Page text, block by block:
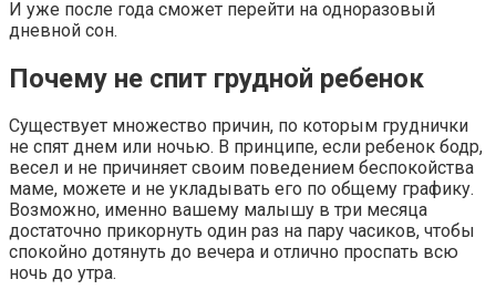
И уже после года сможет перейти на одноразовый
дневной сон.
Почему не спит грудной ребенок
Существует множество причин, по которым груднички
не спят днем или ночью. В принципе, если ребенок бодр,
весел и не причиняет своим поведением беспокойства
маме, можете и не укладывать его по общему графику.
Возможно, именно вашему малышу в три месяца
достаточно прикорнуть один раз на пару часиков, чтобы
спокойно дотянуть до вечера и отлично проспать всю
ночь до утра.